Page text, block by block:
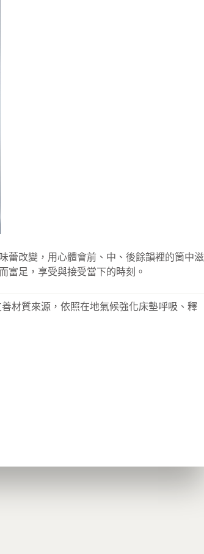
蕾改變，用心體會前、中、後餘韻裡的箇中滋
富足，享受與接受當下的時刻。
材質來源，依照在地氣候強化床墊呼吸、釋